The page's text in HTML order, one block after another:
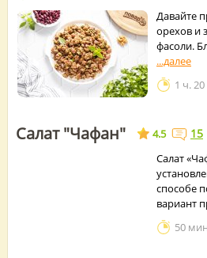
Давайте
орехов и
фасоли.
1 ч.
Салат "Чафан" 4.5 15
Салат
способе
вариант
50 мин